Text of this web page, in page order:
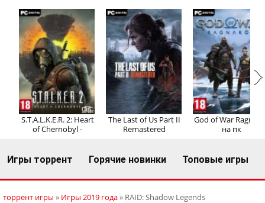
Регистрация Вход
S.T.A.L.K.E.R. 2: Heart
of Chernobyl -
The Last of Us Part II
Remastered
God of War
на пк
Игры торрент Горячие новинки Топовые игры
торрент игры » Игры 2019 года» RAID: Shadow Legends